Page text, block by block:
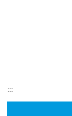
:::